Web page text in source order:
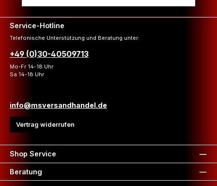
Service-Hotline
Telefonische Unterstützung und Beratung unter:
+49 (0)30-40509713
Mo-Fr 14-18 Uhr
Sa 14-18 Uhr
info@msversandhandel.de
Vertrag widerrufen
Shop Service
Beratung